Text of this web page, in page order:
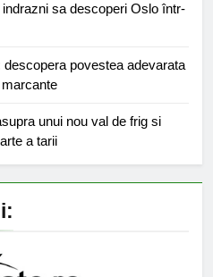
sa descoperi Oslo într-
povestea adevarata
unui nou val de frig si
a tarii